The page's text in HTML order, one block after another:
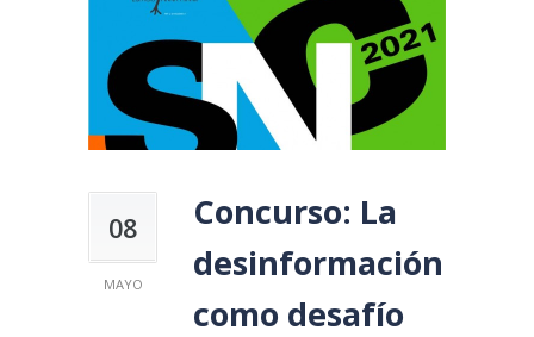
08
MAYO
Concurso: La
desinformación
como desafío